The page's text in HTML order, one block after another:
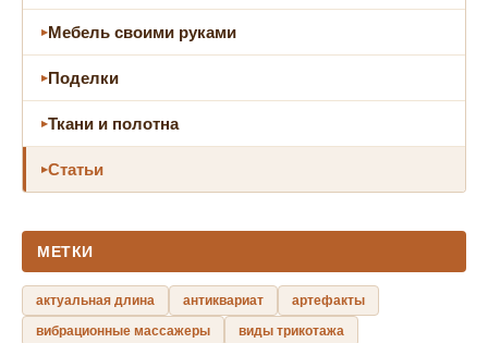
Мебель своими руками
Поделки
Ткани и полотна
Статьи
МЕТКИ
актуальная длина антиквариат
артефакты
вибрационные массажеры
виды трикотажа